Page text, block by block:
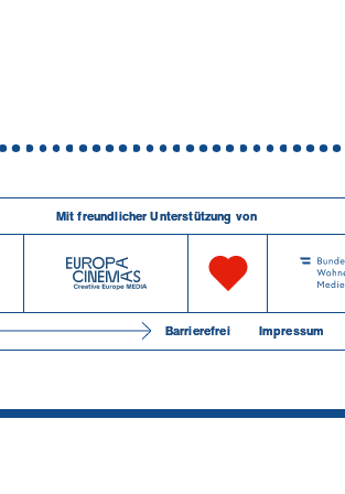
Mit freundlicher Unterstützung von
Barrierefrei Impressum